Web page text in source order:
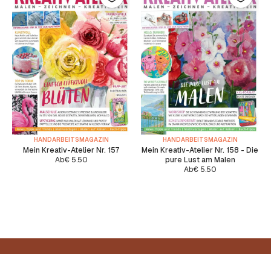
HANDARBEITSMAGAZIN
Mein Kreativ-Atelier Nr. 157
Ab€5.50
HANDARBEITSMAGAZIN
Mein Kreativ-Atelier Nr. 158 - Die
pure Lust am Malen
Ab€5.50